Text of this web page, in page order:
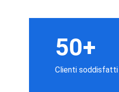
50+
Clienti soddisfatti